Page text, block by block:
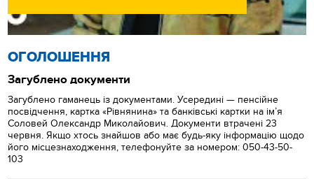
ОГОЛОШЕННЯ
Загублено документи
Загублено гаманець із документами. Усередині — пенсійне
посвідчення, картка «Рівнянина» та банківські картки на ім’я
Соловей Олександр Миколайович. Документи втрачені 23
червня. Якщо хтось знайшов або має будь-яку інформацію щодо
його місцезнаходження, телефонуйте за номером: 050-43-50-
103